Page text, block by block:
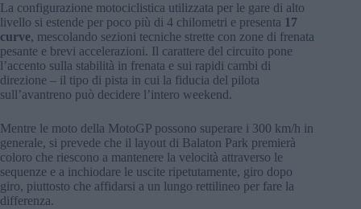
La configurazione motociclistica utilizzata per le gare di alto
livello si estende per poco più di 4 chilometri e presenta 17
curve, mescolando sezioni tecniche strette con zone di frenata
pesante e brevi accelerazioni. Il carattere del circuito pone
l’accento sulla stabilità in frenata e sui rapidi cambi di
direzione – il tipo di pista in cui la fiducia del pilota
sull’avantreno può decidere l’intero weekend.
Mentre le moto della MotoGP possono superare i 300 km/h in
generale, si prevede che il layout di Balaton Park premierà
coloro che riescono a mantenere la velocità attraverso le
sequenze e a inchiodare le uscite ripetutamente, giro dopo
giro, piuttosto che affidarsi a un lungo rettilineo per fare la
differenza.